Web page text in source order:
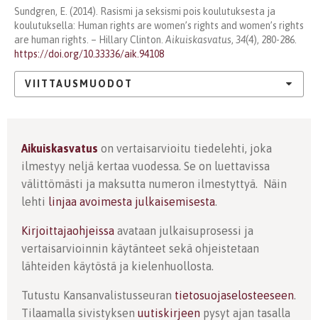
Sundgren, E. (2014). Rasismi ja seksismi pois koulutuksesta ja
koulutuksella: Human rights are women’s rights and women’s rights
are human rights. – Hillary Clinton. Aikuiskasvatus, 34(4), 280-286.
https://doi.org/10.33336/aik.94108
VIITTAUSMUODOT
Aikuiskasvatus on vertaisarvioitu tiedelehti, joka
ilmestyy neljä kertaa vuodessa. Se on luettavissa
välittömästi ja maksutta numeron ilmestyttyä. Näin
lehti linjaa avoimesta julkaisemisesta.
Kirjoittajaohjeissa avataan julkaisuprosessi ja
vertaisarvioinnin käytänteet sekä ohjeistetaan
lähteiden käytöstä ja kielenhuollosta.
Tutustu Kansanvalistusseuran tietosuojaselosteeseen.
Tilaamalla sivistyksen uutiskirjeen pysyt ajan tasalla